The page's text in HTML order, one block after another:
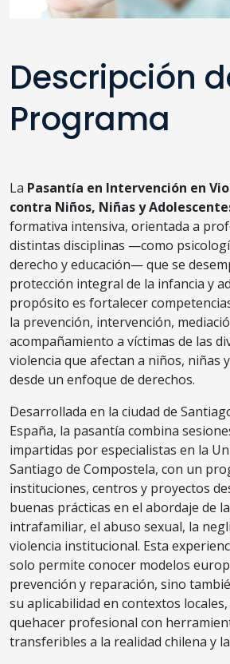
Descripción
Programa
La Pasantía en Intervención en
contra Niños, Niñas y
formativa intensiva, orientada a
distintas disciplinas —como
derecho y educación— que se
protección integral de la infancia y
propósito es fortalecer
la prevención, intervención,
acompañamiento a víctimas de las
violencia que afectan a niños, niñas
desde un enfoque de derechos.
Desarrollada en la ciudad de
España, la pasantía combina
impartidas por especialistas en la
Santiago de Compostela, con un
instituciones, centros y proyectos
buenas prácticas en el abordaje de
intrafamiliar, el abuso sexual, la
violencia institucional. Esta
solo permite conocer modelos
prevención y reparación, sino
su aplicabilidad en contextos
quehacer profesional con
transferibles a la realidad chilena y